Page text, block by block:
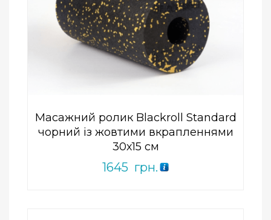
Масажний ролик Blackroll Standard
чорний із жовтими вкрапленнями
30х15 см
1645 грн.
ПРИДБАТИ
Add to Wishlist